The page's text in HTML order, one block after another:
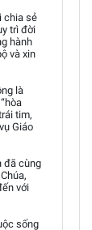
chia sẻ
trì đời
hành
và xin
là
tim,
Giáo
đã cùng
với
sống